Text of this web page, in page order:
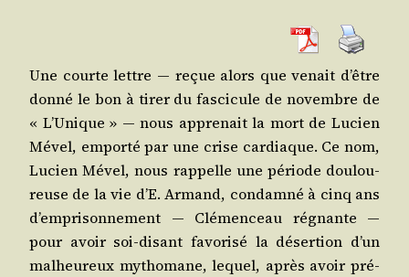
Une courte lettre ― reçue alors que venait d’être
don­né le bon à tirer du fas­ci­cule de novembre de
« L’U­nique » ― nous appre­nait la mort de Lucien
Mével, empor­té par une crise car­diaque. Ce nom,
Lucien Mével, nous rap­pelle une période dou­lou­
reuse de la vie d’E. Armand, condam­né à cinq ans
d’emprisonnement ― Clé­men­ceau régnante ―
pour avoir soi-disant favo­ri­sé la déser­tion d’un
mal­heu­reux mytho­mane, lequel, après avoir pré­